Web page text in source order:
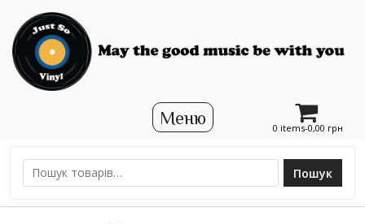
0 items-0,00 грн
Ш
Пошук